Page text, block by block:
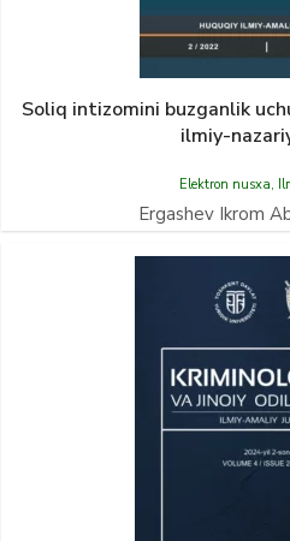
Soliq intizomini buzgаnlik
ilmiy-
Elektron nusxa,
Ergashev Ikrom